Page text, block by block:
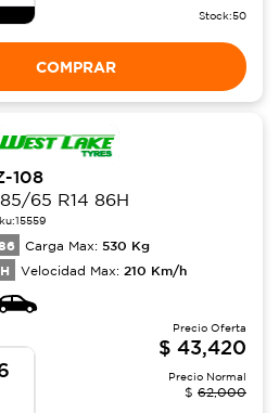
Stock:50
COMPRAR
108
65 R14 86H
15559
Carga Max: 530 Kg
H Velocidad Max: 210 Km/h
Precio Oferta
$ 43,420
Precio Normal
$ 62,000